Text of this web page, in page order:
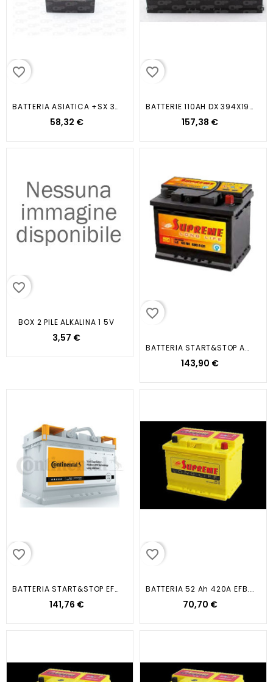
favorite_border
BATTERIA ASIATICA +SX 35AH 300EN...
58,32 €
favorite_border
BATTERIE 110AH DX 394X190X175...
157,38 €
favorite_border
BOX 2 PILE ALKALINA 1 5V
3,57 €
favorite_border
BATTERIA START&STOP AGM 60AH...
143,90 €
favorite_border
BATTERIA START&STOP EFB100 AH...
141,76 €
favorite_border
BATTERIA 52 Ah 420A EFB...
70,70 €